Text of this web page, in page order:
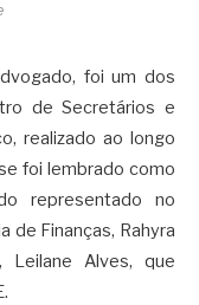
foi um dos
de Secretários e
realizado ao longo
foi lembrado como
representado no
de Finanças, Rahyra
Leilane Alves, que